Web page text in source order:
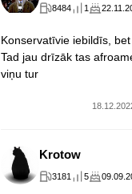
8484 1
Konservatīvie iebildīs,
Tad jau drīzāk tas
viņu tur
Krotow
3181 5